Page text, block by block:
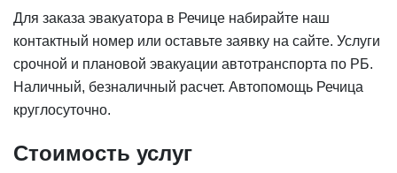
Для заказа эвакуатора в Речице набирайте наш
контактный номер или оставьте заявку на сайте. Услуги
срочной и плановой эвакуации автотранспорта по РБ.
Наличный, безналичный расчет. Автопомощь Речица
круглосуточно.
Стоимость услуг